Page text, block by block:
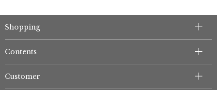
Shopping
Contents
Customer